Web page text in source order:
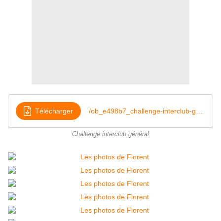
Télécharger
Challenge interclub général